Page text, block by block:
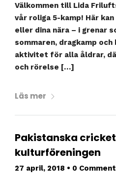
Välkommen till Lida
vår roliga 5-kamp! Här
eller dina nära – i grenar
sommaren, dragkamp och
aktivitet för alla åldrar,
och rörelse […]
Läs mer
Pakistanska
kulturföreningen
27 april, 2018 • 0 Comment